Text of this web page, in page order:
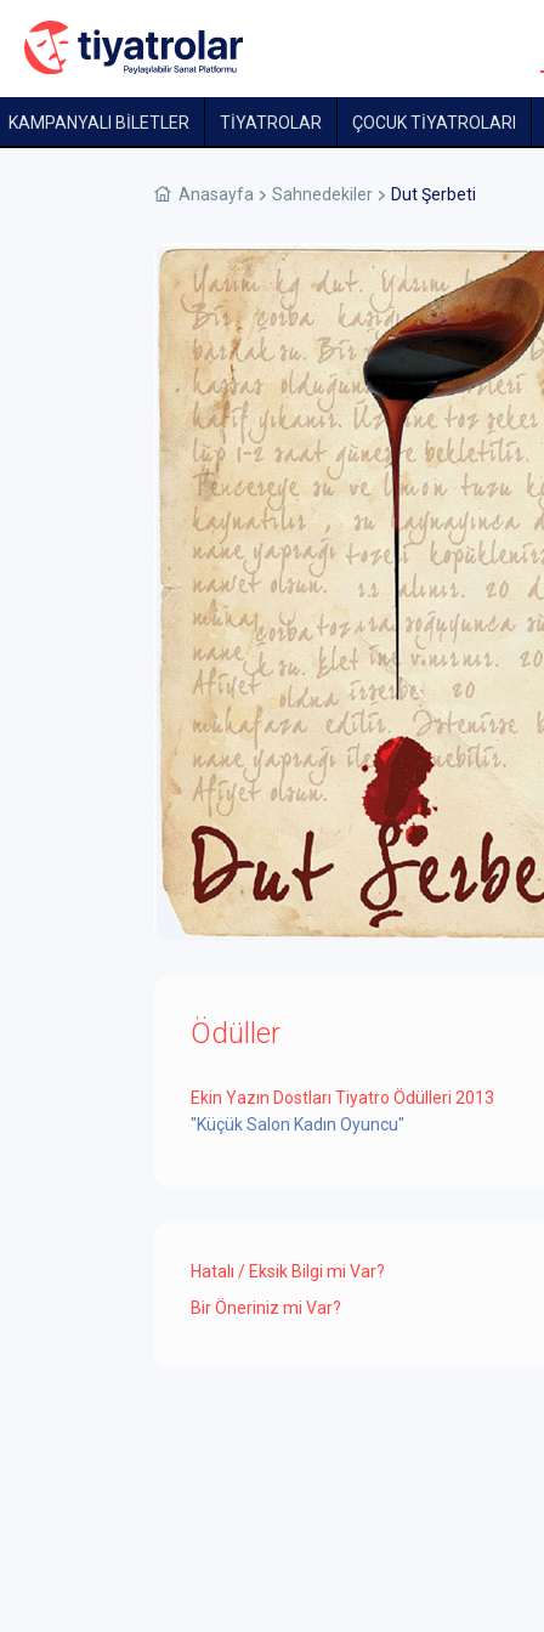
KAMPANYALI BİLETLER TİYATROLAR ÇOCUK TIYATROLARI
Anasayfa Sahnedekiler Dut Şerbeti
Ödüller
Ekin Yazın Dostları Tiyatro Ödülleri 2013
"Küçük Salon Kadın Oyuncu"
Hatalı / Eksik Bilgi mi Var?
Bir Öneriniz mi Var?